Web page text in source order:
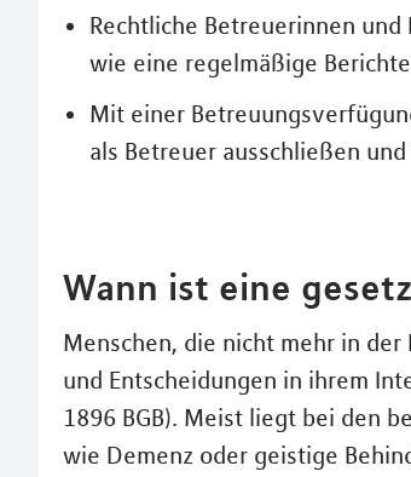
Rechtliche Betreuerinnen
wie eine regelmäßige
Mit einer
als Betreuer ausschließen
Wann ist eine
Menschen, die nicht mehr in
und Entscheidungen in ihrem
1896 BGB). Meist liegt bei den
wie Demenz oder geistige